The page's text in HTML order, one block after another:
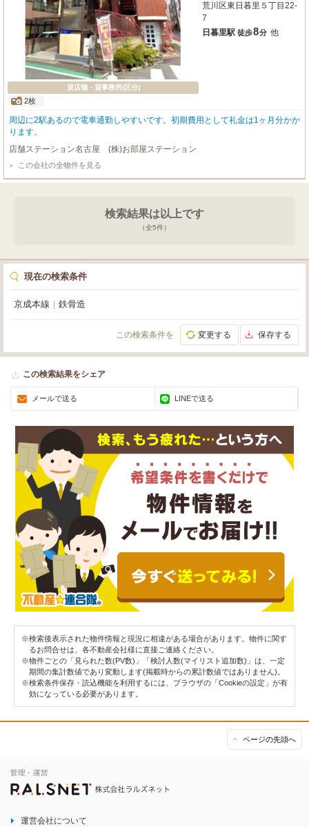
貸店舗・貸事務所(区分)
2枚
荒川区東日暮里５丁目22-
7
日暮里駅 徒歩8分 他
周辺に2駅あるので電車通勤しやすいです。初期費用として礼金は1ヶ月分かか
ります。
店舗ステーション名古屋 (株)お部屋ステーション
この会社の全物件を見る
検索結果は以上です
（全5件）
現在の検索条件
京成本線 鉄骨造
この検索条件を 変更する 保存する
この検索結果をシェア
メールで送る LINEで送る
※検索後表示された物件情報と現況に相違がある場合があります。物件に関す
るお問合せは、各不動産会社様に直接ご連絡ください。
※物件ごとの「見られた数(PV数)」「検討人数(マイリスト追加数)」は、一定
期間の集計数値であり変動します(掲載時からの累計数値ではありません)。
※検索条件保存・読込機能を利用するには、ブラウザの「Cookieの設定」が有
効になっている必要があります。
ページの先頭へ
運営会社について